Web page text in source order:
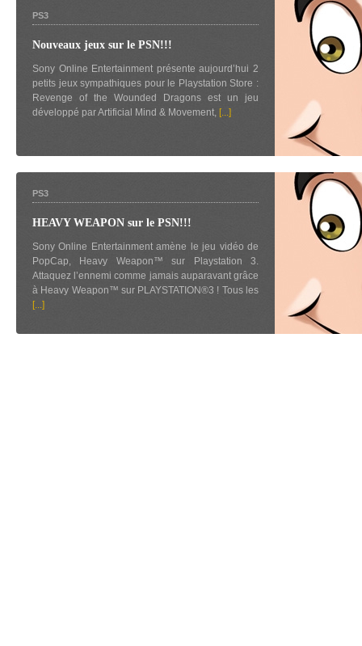
PS3
Nouveaux jeux sur le PSN!!!
Sony Online Entertainment présente aujourd’hui 2
petits jeux sympathiques pour le Playstation Store :
Revenge of the Wounded Dragons est un jeu
développé par Artificial Mind & Movement, [...]
PS3
HEAVY WEAPON sur le PSN!!!
Sony Online Entertainment amène le jeu vidéo de
PopCap, Heavy Weapon™ sur Playstation 3.
Attaquez l’ennemi comme jamais auparavant grâce
à Heavy Weapon™ sur PLAYSTATION®3 ! Tous les
[...]